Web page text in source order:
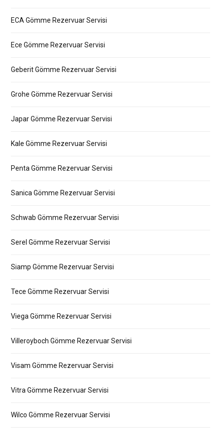
ECA Gömme Rezervuar Servisi
Ece Gömme Rezervuar Servisi
Geberit Gömme Rezervuar Servisi
Grohe Gömme Rezervuar Servisi
Japar Gömme Rezervuar Servisi
Kale Gömme Rezervuar Servisi
Penta Gömme Rezervuar Servisi
Sanica Gömme Rezervuar Servisi
Schwab Gömme Rezervuar Servisi
Serel Gömme Rezervuar Servisi
Siamp Gömme Rezervuar Servisi
Tece Gömme Rezervuar Servisi
Viega Gömme Rezervuar Servisi
Villeroyboch Gömme Rezervuar Servisi
Visam Gömme Rezervuar Servisi
Vitra Gömme Rezervuar Servisi
Wilco Gömme Rezervuar Servisi